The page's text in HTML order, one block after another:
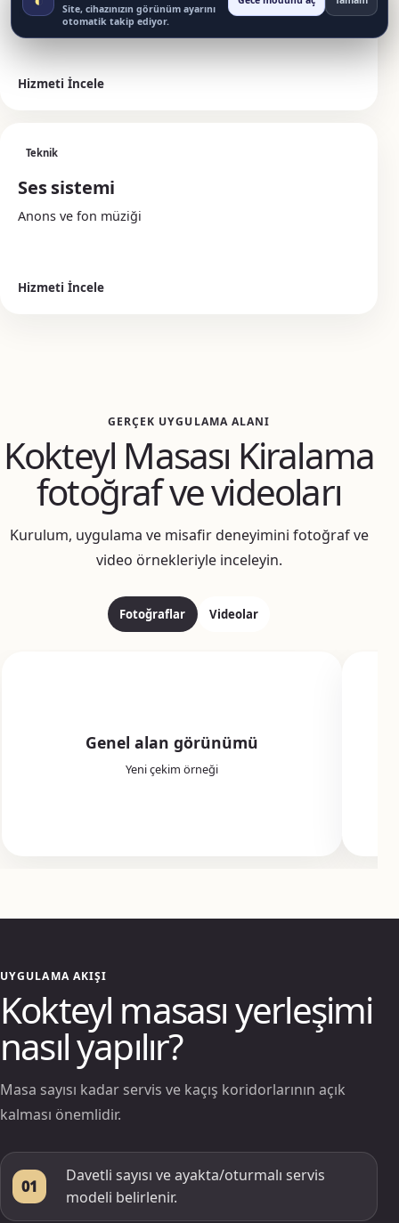
Karşılama ve yönlendirme
Hizmeti İncele
Teknik
Ses sistemi
Anons ve fon müziği
Hizmeti İncele
GERÇEK UYGULAMA ALANI
Kokteyl Masası Kiralama
fotoğraf ve videoları
Kurulum, uygulama ve misafir deneyimini fotoğraf ve
video örnekleriyle inceleyin.
Fotoğraflar Videolar
Genel alan görünümü
Yeni çekim örneği
UYGULAMA AKIŞI
Kokteyl masası yerleşimi
nasıl yapılır?
Masa sayısı kadar servis ve kaçış koridorlarının açık
kalması önemlidir.
01
Davetli sayısı ve ayakta/oturmalı servis
modeli belirlenir.
Site, cihazınızın görünüm ayarını
otomatik takip ediyor.